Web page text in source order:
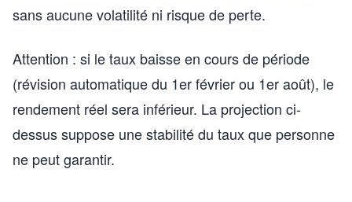
sans aucune volatilité ni risque de perte.
Attention : si le taux baisse en cours de période
(révision automatique du 1er février ou 1er août), le
rendement réel sera inférieur. La projection ci-
dessus suppose une stabilité du taux que personne
ne peut garantir.